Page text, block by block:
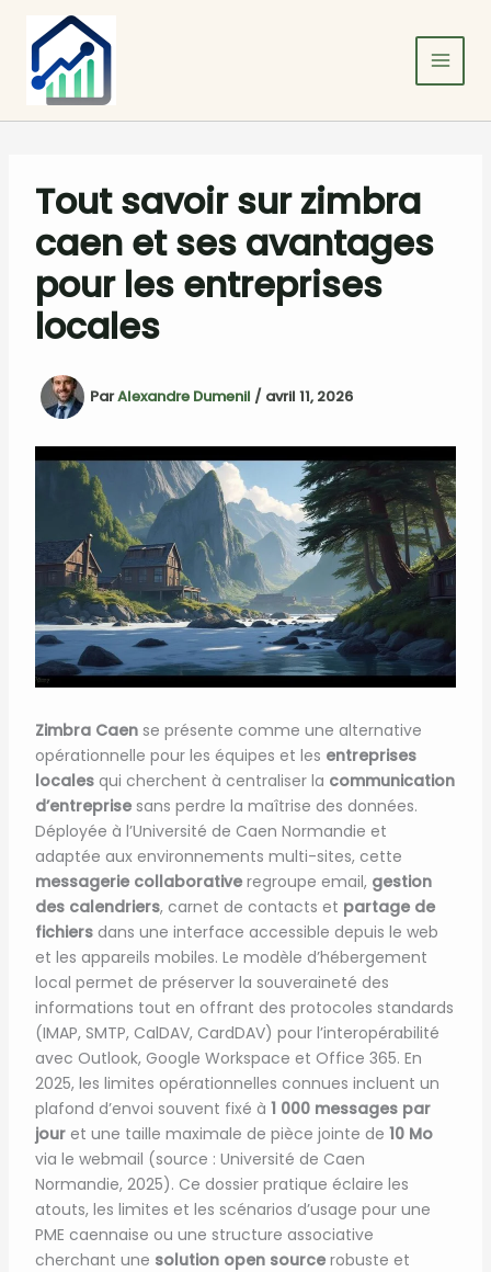
contenu
Tout savoir sur zimbra
caen et ses avantages
pour les entreprises
locales
ParAlexandre Dumenil / avril 11, 2026
Zimbra Caense présente comme une alternative
opérationnelle pour les équipes et les entreprises
localesqui cherchent à centraliser la communication
d’entreprisesans perdre la maîtrise des données.
Déployée à l’Université de Caen Normandie et
adaptée aux environnements multi-sites, cette
messagerie collaborativeregroupe email, gestion
des calendriers, carnet de contacts et partage de
fichiersdans une interface accessible depuis le web
et les appareils mobiles. Le modèle d’hébergement
local permet de préserver la souveraineté des
informations tout en offrant des protocoles standards
(IMAP, SMTP, CalDAV, CardDAV) pour l’interopérabilité
avec Outlook, Google Workspace et Office 365. En
2025, les limites opérationnelles connues incluent un
plafond d’envoi souvent fixé à 1 000 messages par
jouret une taille maximale de pièce jointe de 10 Mo
via le webmail (source : Université de Caen
Normandie, 2025). Ce dossier pratique éclaire les
atouts, les limites et les scénarios d’usage pour une
PME caennaise ou une structure associative
cherchant une solution open sourcerobuste et